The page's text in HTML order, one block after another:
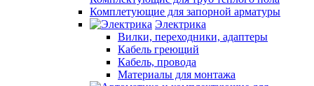
Комплетующие для запорной арматуры
Электрика
Вилки, переходники, адаптеры
Кабель греющий
Кабель, провода
Материалы для монтажа